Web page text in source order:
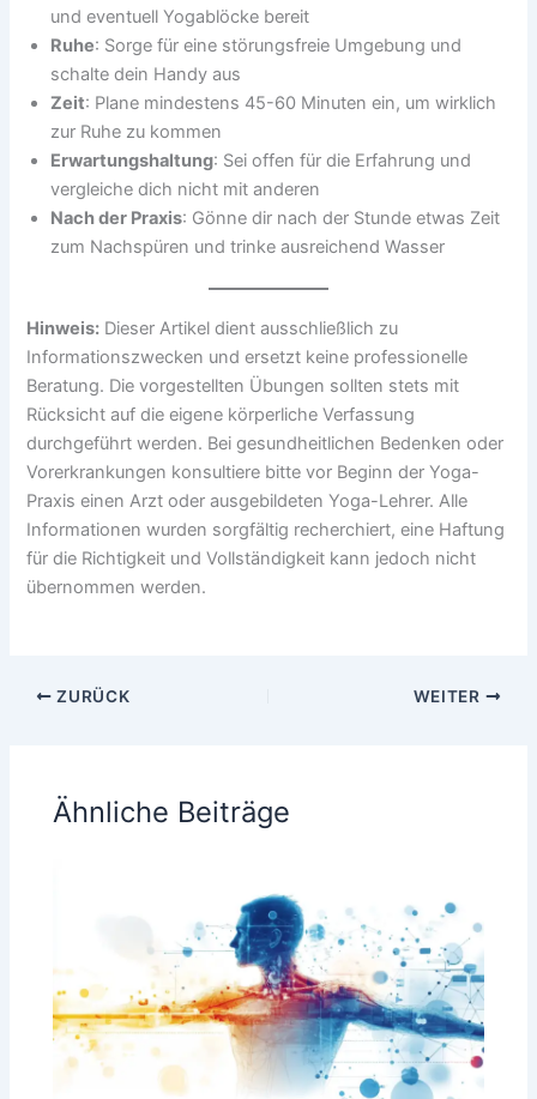
und eventuell Yogablöcke bereit
Ruhe: Sorge für eine störungsfreie Umgebung und
schalte dein Handy aus
Zeit: Plane mindestens 45-60 Minuten ein, um wirklich
zur Ruhe zu kommen
Erwartungshaltung: Sei offen für die Erfahrung und
vergleiche dich nicht mit anderen
Nach der Praxis: Gönne dir nach der Stunde etwas Zeit
zum Nachspüren und trinke ausreichend Wasser
Hinweis: Dieser Artikel dient ausschließlich zu
Informationszwecken und ersetzt keine professionelle
Beratung. Die vorgestellten Übungen sollten stets mit
Rücksicht auf die eigene körperliche Verfassung
durchgeführt werden. Bei gesundheitlichen Bedenken oder
Vorerkrankungen konsultiere bitte vor Beginn der Yoga-
Praxis einen Arzt oder ausgebildeten Yoga-Lehrer. Alle
Informationen wurden sorgfältig recherchiert, eine Haftung
für die Richtigkeit und Vollständigkeit kann jedoch nicht
übernommen werden.
ZURÜCK WEITER
Ähnliche Beiträge